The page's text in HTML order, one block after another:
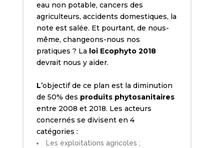
eau non potable, cancers des
agriculteurs, accidents domestiques, la
note est salée. Et pourtant, de nous-
même, changeons-nous nos
pratiques ? La loi Ecophyto 2018
devrait nous y aider.
L’objectif de ce plan est la diminution
de 50% des produits phytosanitaires
entre 2008 et 2018. Les acteurs
concernés se divisent en 4
catégories :
Les exploitations agricoles ;